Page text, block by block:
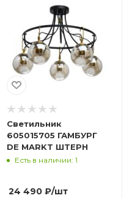
Светильник
605015705 ГАМБУРГ
DE MARKT ШТЕРН
Есть в наличии: 1
24 490₽/шт